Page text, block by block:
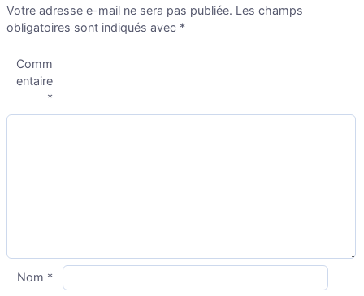
Votre adresse e-mail ne sera pas publiée. Les champs
obligatoires sont indiqués avec *
Comm
entaire
*
Nom *